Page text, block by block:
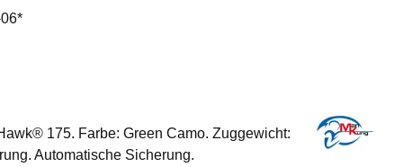
175. Farbe: Green Camo. Zuggewicht:
Automatische Sicherung.